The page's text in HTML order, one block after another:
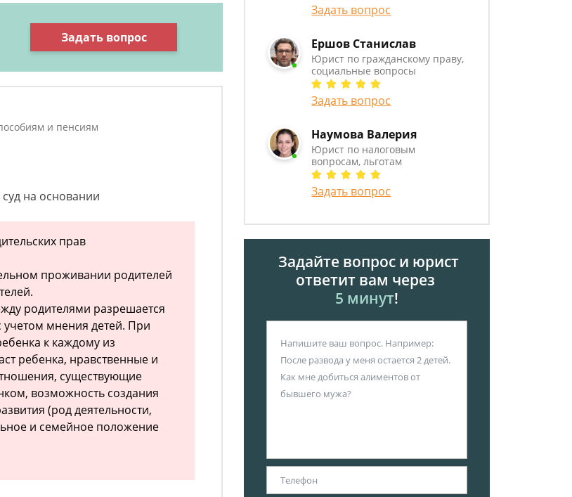
Задать вопрос
и пенсиям
на основании
прав
проживании родителей
родителями разрешается
учетом мнения детей. При
к каждому из
ребенка, нравственные и
существующие
возможность создания
(род деятельности,
и семейное положение
Задать вопрос
Ершов Станислав
Юрист по гражданскому праву,
социальные вопросы
Задать вопрос
Наумова Валерия
Юрист по налоговым
вопросам, льготам
Задать вопрос
Задайте вопрос и юрист
ответит вам через
5 минут!